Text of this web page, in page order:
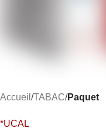
Accueil TABAC Paquet
*UCAL